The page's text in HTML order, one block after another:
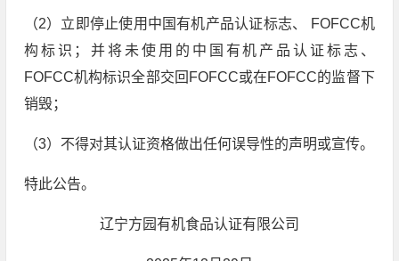
（2）立即停止使用中国有机产品认证标志、 FOFCC机
构标识；并将未使用的中国有机产品认证标志、
FOFCC机构标识全部交回FOFCC或在FOFCC的监督下
销毁；
（3）不得对其认证资格做出任何误导性的声明或宣传。
特此公告。
辽宁方园有机食品认证有限公司